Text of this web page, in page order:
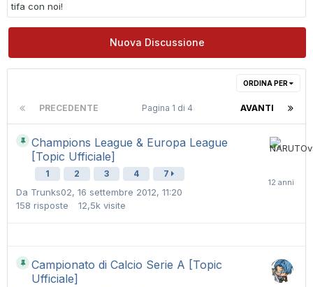
tifa con noi!
Nuova Discussione
ORDINA PER
PRECEDENTE AVANTI
Pagina 1 di 4
Champions League & Europa League
[Topic Ufficiale]
1 2 3 4 7
Da Trunks02, 16 settembre 2012, 11:20
158 risposte 12,5k visite
Campionato di Calcio Serie A [Topic
Ufficiale]